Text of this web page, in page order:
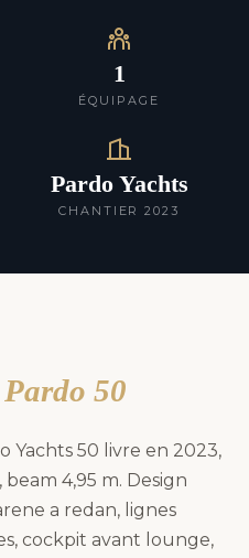
1
ÉQUIPAGE
Pardo Yachts
CHANTIER 2023
Pardo 50
Yachts 50 livre en 2023,
4,95 m. Design
a redan, lignes
cockpit avant lounge,